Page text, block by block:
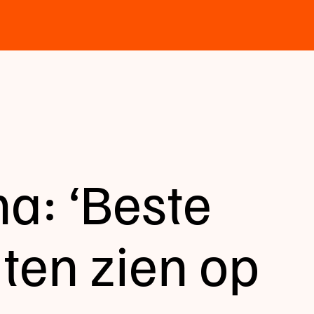
‘Beste
zien op